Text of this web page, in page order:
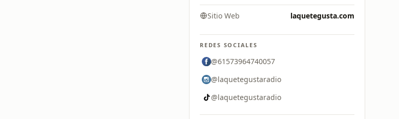
Sitio Web laquetegusta.com
REDES SOCIALES
@61573964740057
@laquetegustaradio
@laquetegustaradio